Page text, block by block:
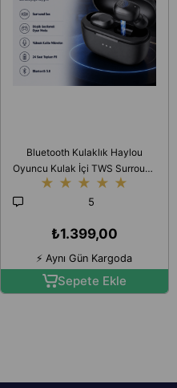
Bluetooth Kulaklık Haylou
Oyuncu Kulak İçi TWS Surround
Ses IPX7 Yüksek Kalite
Mikrofon
★ ★ ★ ★ ★
5
₺1.399,00
Sepete Ekle
⚡ Aynı Gün Kargoda